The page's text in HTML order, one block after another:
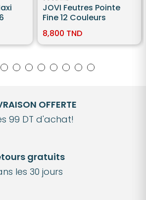
JOVI Feutres Pointe
Fine 12 Couleurs
8,800 TND
OFFERTE
99 DT d'achat!
gratuits
les 30 jours